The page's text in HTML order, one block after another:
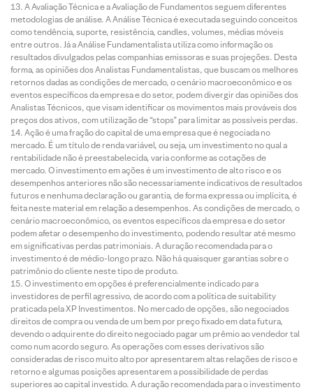
A Avaliação Técnica e a Avaliação de Fundamentos seguem diferentes
metodologias de análise. A Análise Técnica é executada seguindo conceitos
como tendência, suporte, resistência, candles, volumes, médias móveis
entre outros. Já a Análise Fundamentalista utiliza como informação os
resultados divulgados pelas companhias emissoras e suas projeções. Desta
forma, as opiniões dos Analistas Fundamentalistas, que buscam os melhores
retornos dadas as condições de mercado, o cenário macroeconômico e os
eventos específicos da empresa e do setor, podem divergir das opiniões dos
Analistas Técnicos, que visam identificar os movimentos mais prováveis dos
preços dos ativos, com utilização de “stops” para limitar as possíveis perdas.
Ação é uma fração do capital de uma empresa que é negociada no
mercado. É um título de renda variável, ou seja, um investimento no qual a
rentabilidade não é preestabelecida, varia conforme as cotações de
mercado. O investimento em ações é um investimento de alto risco e os
desempenhos anteriores não são necessariamente indicativos de resultados
futuros e nenhuma declaração ou garantia, de forma expressa ou implícita, é
feita neste material em relação a desempenhos. As condições de mercado, o
cenário macroeconômico, os eventos específicos da empresa e do setor
podem afetar o desempenho do investimento, podendo resultar até mesmo
em significativas perdas patrimoniais. A duração recomendada para o
investimento é de médio-longo prazo. Não há quaisquer garantias sobre o
patrimônio do cliente neste tipo de produto.
O investimento em opções é preferencialmente indicado para
investidores de perfil agressivo, de acordo com a política de suitability
praticada pela XP Investimentos. No mercado de opções, são negociados
direitos de compra ou venda de um bem por preço fixado em data futura,
devendo o adquirente do direito negociado pagar um prêmio ao vendedor tal
como num acordo seguro. As operações com esses derivativos são
consideradas de risco muito alto por apresentarem altas relações de risco e
retorno e algumas posições apresentarem a possibilidade de perdas
superiores ao capital investido. A duração recomendada para o investimento